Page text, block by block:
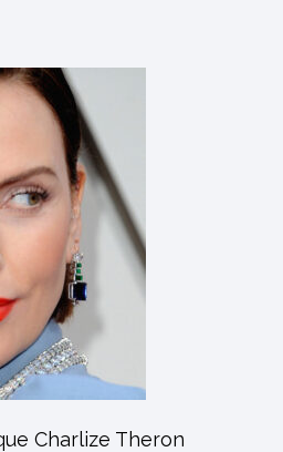
Charlize Theron